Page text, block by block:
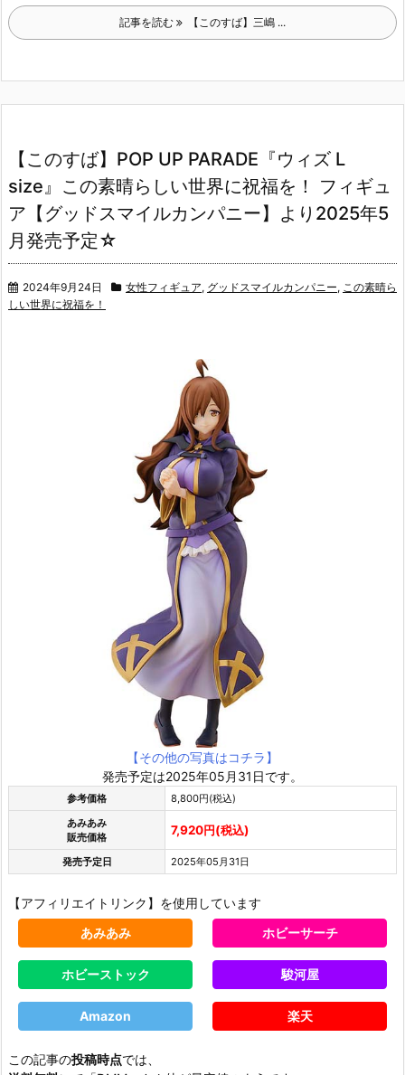
記事を読む 【このすば】三嶋 ...
【このすば】POP UP PARADE『ウィズ L
size』この素晴らしい世界に祝福を！ フィギュ
ア【グッドスマイルカンパニー】より2025年5
月発売予定☆
2024年9月24日 女性フィギュア, グッドスマイルカンパニー, この素晴ら
しい世界に祝福を！
【その他の写真はコチラ】
発売予定は2025年05月31日です。
参考価格
8,800円(税込)
あみあみ
販売価格
7,920円(税込)
発売予定日 2025年05月31日
【アフィリエイトリンク】を使用しています
あみあみ
ホビーサーチ
ホビーストック 駿河屋
Amazon 楽天
この記事の投稿時点では、